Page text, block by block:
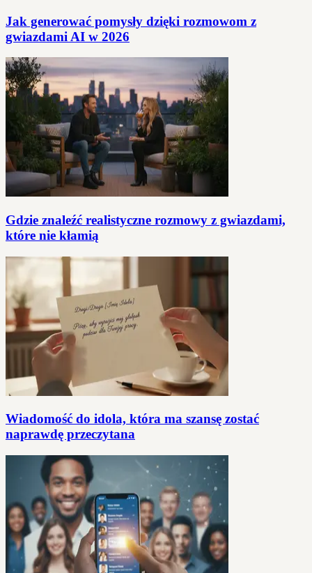
Jak generować pomysły dzięki rozmowom z
gwiazdami AI w 2026
Gdzie znaleźć realistyczne rozmowy z gwiazdami,
które nie kłamią
Wiadomość do idola, która ma szansę zostać
naprawdę przeczytana